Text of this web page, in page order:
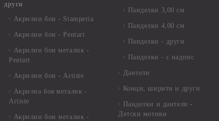
други
Акрилни бои - Stamperia
Акрилни бои - Pentart
Акрилни бои металик -
Pentart
Акрилни бои - Artiste
Акрилна боя металик -
Artiste
Акрилни бои металик -
Панделки 3,00 см
Панделки 4,00 см
Панделки - други
Панделки - с надпис
Дантели
Конци, ширити и други
Панделки и дантели -
Детски мотиви